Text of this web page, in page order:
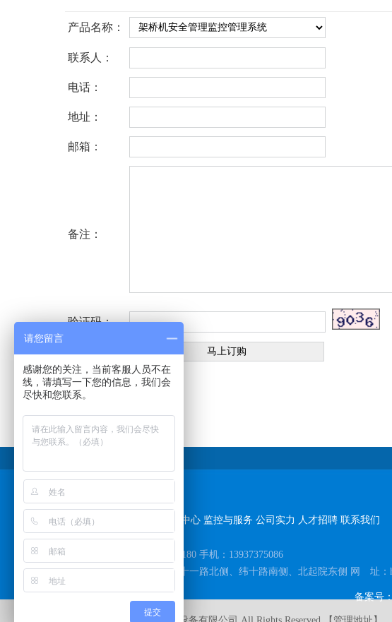
产品名称：
联系人：
电话：
地址：
邮箱：
备注：
验证码：
上一条：
下一条：
网站导航
首 页 走进恒达 产品中心 监控与服务 公司实力 人才招聘 联系我们
全国统一服务热线：400-100-1180 手机：13937375086
地址：河南省长垣市南蒲区纬十一路北侧、纬十路南侧、北起院东侧 网 址：
备案号
请您留言
感谢您的关注，当前客服人员不在
线，请填写一下您的信息，我们会
尽快和您联系。
提交